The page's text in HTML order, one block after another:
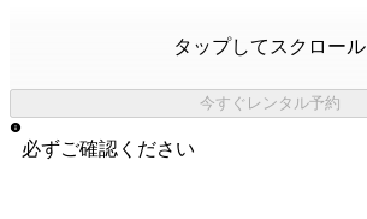
タップしてスクロール
今すぐレンタル予約
必ずご確認ください